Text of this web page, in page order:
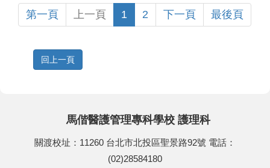
第一頁 上一頁 1 2 下一頁 最後頁
回上一頁
馬偕醫護管理專科學校 護理科